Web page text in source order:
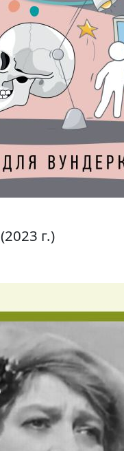
(2023 г.)